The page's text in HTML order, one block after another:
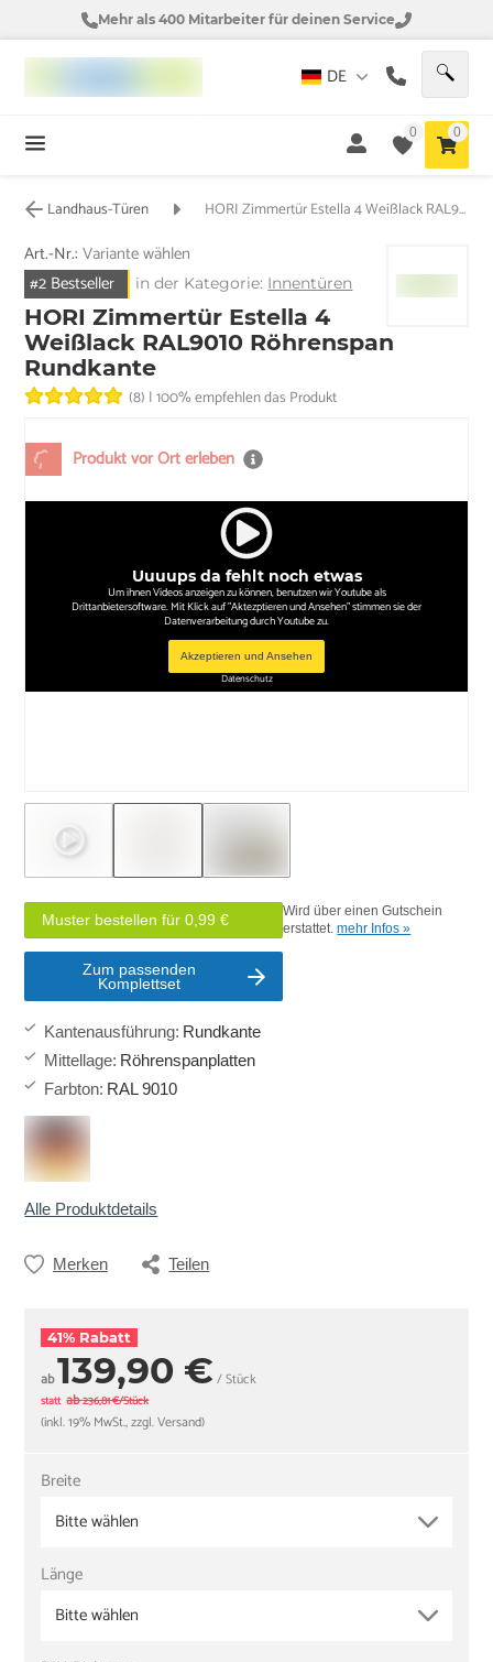
Mehr als 400 Mitarbeiter für deinen Service
DE
0 0
Landhaus-Türen HORI Zimmertür Estella 4 Weißlack RAL9010 Röhrenspan Rundkante
Produkt vor Ort erleben
Uuuups da fehlt noch etwas
Um ihnen Videos anzeigen zu können, benutzen wir Youtube als
Drittanbietersoftware. Mit Klick auf "Aktezptieren und Ansehen" stimmen sie der
Datenverarbeitung durch Youtube zu.
Akzeptieren und Ansehen
Datenschutz
Art.-Nr.:Variante wählen
#2 Bestseller
in der Kategorie: Innentüren
HORI Zimmertür Estella 4
Weißlack RAL9010 Röhrenspan
Rundkante
(8) |100% empfehlen das Produkt
Muster bestellen für 0,99 €
Wird über einen Gutschein
erstattet.mehr Infos »
Zum passenden
Komplettset
Kantenausführung: Rundkante
Mittellage: Röhrenspanplatten
Farbton: RAL 9010
Alle Produktdetails
Merken Teilen
41% Rabatt
ab139,90 € / Stück
statt ab236,81 €/Stück
(inkl. 19% MwSt., zzgl. Versand)
Breite
Bitte wählen
Länge
Bitte wählen